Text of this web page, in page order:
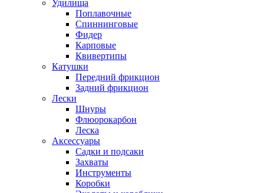
Удилища
Поплавочные
Спиннинговые
Фидер
Карповые
Квивертипы
Катушки
Передний фрикцион
Задний фрикцион
Лески
Шнуры
Флюорокарбон
Леска
Аксессуары
Садки и подсаки
Захваты
Инструменты
Коробки